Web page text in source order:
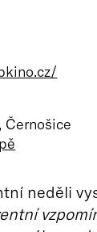
Černošice
neděli